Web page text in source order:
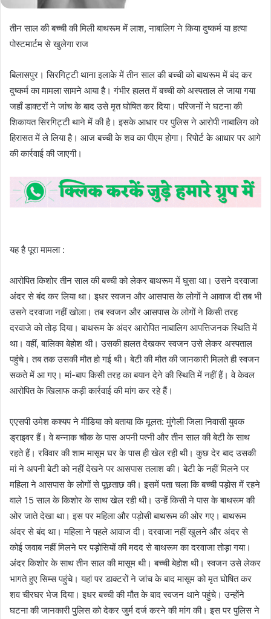
तीन साल की बच्ची की मिली बाथरूम में लाश, नाबालिग ने किया दुष्कर्म या हत्या
पोस्टमार्टम से खुलेगा राज
बिलासपुर। सिरगिट्टी थाना इलाके में तीन साल की बच्ची को बाथरूम में बंद कर
दुष्कर्म का मामला सामने आया है। गंभीर हालत में बच्ची को अस्पताल ले जाया गया
जहाँ डाक्टरों ने जांच के बाद उसे मृत घोषित कर दिया। परिजनों ने घटना की
शिकायत सिरगिट्टी थाने में की है। इसके आधार पर पुलिस ने आरोपी नाबालिग को
हिरासत में ले लिया है। आज बच्ची के शव का पीएम होगा। रिपोर्ट के आधार पर आगे
की कार्रवाई की जाएगी।
यह है पूरा मामला :
आरोपित किशोर तीन साल की बच्ची को लेकर बाथरूम में घुसा था। उसने दरवाजा
अंदर से बंद कर लिया था। इधर स्वजन और आसपास के लोगों ने आवाज दी तब भी
उसने दरवाजा नहीं खोला। तब स्वजन और आसपास के लोगों ने किसी तरह
दरवाजे को तोड़ दिया। बाथरूम के अंदर आरोपित नाबालिग आपत्तिजनक स्थिति में
था। वहीं, बालिका बेहोश थी। उसकी हालत देखकर स्वजन उसे लेकर अस्पताल
पहुंचे। तब तक उसकी मौत हो गई थी। बेटी की मौत की जानकारी मिलते ही स्वजन
सकते में आ गए। मां-बाप किसी तरह का बयान देने की स्थिति में नहीं हैं। वे केवल
आरोपित के खिलाफ कड़ी कार्रवाई की मांग कर रहे हैं।
एएसपी उमेश कश्यप ने मीडिया को बताया कि मूलत: मुंगेली जिला निवासी युवक
ड्राइवर हैं। वे बन्नाक चौक के पास अपनी पत्नी और तीन साल की बेटी के साथ
रहते हैं। रविवार की शाम मासूम घर के पास ही खेल रही थी। कुछ देर बाद उसकी
मां ने अपनी बेटी को नहीं देखने पर आसपास तलाश की। बेटी के नहीं मिलने पर
महिला ने आसपास के लोगों से पूछताछ की। इसमें पता चला कि बच्ची पड़ोस में रहने
वाले 15 साल के किशोर के साथ खेल रही थी। उन्हें किसी ने पास के बाथरूम की
ओर जाते देखा था। इस पर महिला और पड़ोसी बाथरूम की ओर गए। बाथरूम
अंदर से बंद था। महिला ने पहले आवाज दी। दरवाजा नहीं खुलने और अंदर से
कोई जवाब नहीं मिलने पर पड़ोसियों की मदद से बाथरूम का दरवाजा तोड़ा गया।
अंदर किशोर के साथ तीन साल की मासूम थी। बच्ची बेहोश थी। स्वजन उसे लेकर
भागते हुए सिम्स पहुंचे। यहां पर डाक्टरों ने जांच के बाद मासूम को मृत घोषित कर
शव चीरघर भेज दिया। इधर बच्ची की मौत के बाद स्वजन थाने पहुंचे। उन्होंने
घटना की जानकारी पुलिस को देकर जुर्म दर्ज करने की मांग की। इस पर पुलिस ने